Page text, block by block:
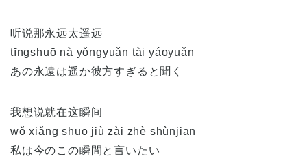
听说那永远太遥远
tīngshuō nà yǒngyuǎn tài yáoyuǎn
あの永遠は遥か彼方すぎると聞く
我想说就在这瞬间
wǒ xiǎng shuō jiù zài zhè shùnjiān
私は今のこの瞬間と言いたい